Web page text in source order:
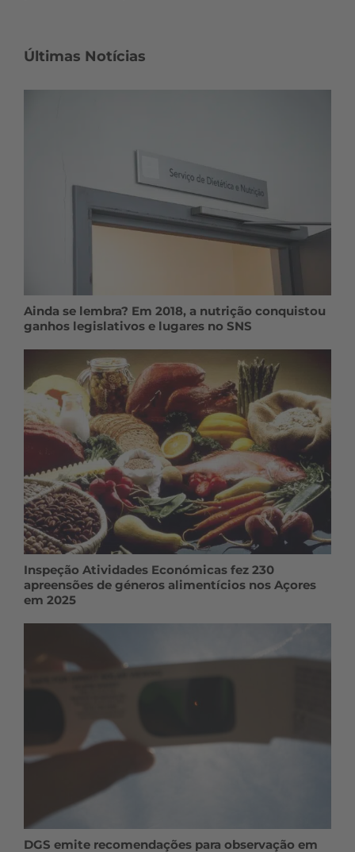
Últimas Notícias
Ainda se lembra? Em 2018, a nutrição conquistou
ganhos legislativos e lugares no SNS
Inspeção Atividades Económicas fez 230
apreensões de géneros alimentícios nos Açores
em 2025
DGS emite recomendações para observação em